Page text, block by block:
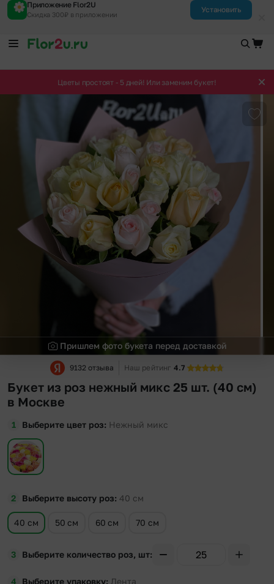
Приложение Flor2U
Скидка 300₽ в приложении
Установить
Цветы простоят - 5 дней! Или заменим букет!
Пришлем фото букета перед доставкой
9132 отзыва Наш рейтинг 4.7
Букет из роз нежный микс 25 шт. (40 см)
в Москве
Выберите цвет роз Нежный микс
Выберите высоту роз 40 см
40 см 50 см 60 см 70 см
Выберите количество роз, шт
Выберите упаковку Лента